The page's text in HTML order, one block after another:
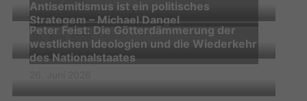
Antisemitismus ist ein politisches
Strategem – Michael Dangel
30. Juni 2026
Peter Feist: Die Götterdämmerung der
westlichen Ideologien und die Wiederkehr
des Nationalstaates